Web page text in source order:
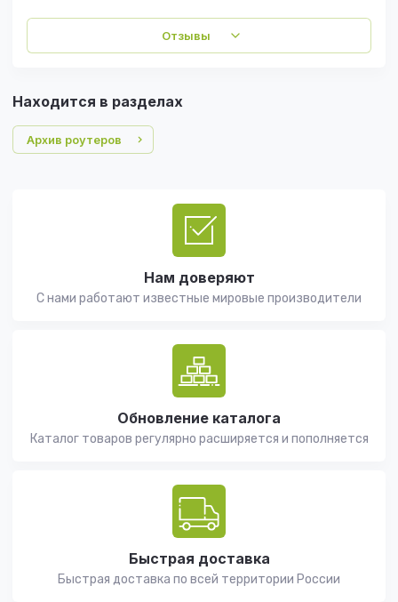
Отзывы
Находится в разделах
Архив роутеров
Нам доверяют
С нами работают известные мировые производители
Обновление каталога
Каталог товаров регулярно расширяется и пополняется
Быстрая доставка
Быстрая доставка по всей территории России